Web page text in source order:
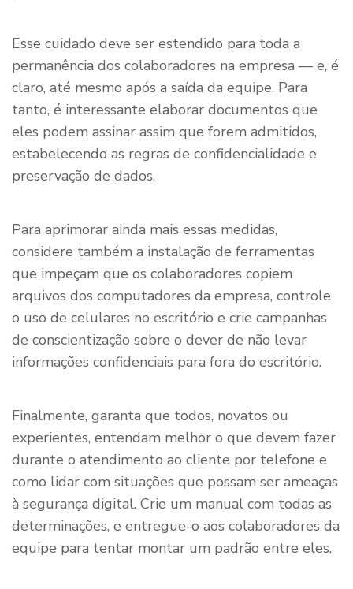
Esse cuidado deve ser estendido para toda a
permanência dos colaboradores na empresa — e, é
claro, até mesmo após a saída da equipe. Para
tanto, é interessante elaborar documentos que
eles podem assinar assim que forem admitidos,
estabelecendo as regras de confidencialidade e
preservação de dados.
Para aprimorar ainda mais essas medidas,
considere também a instalação de ferramentas
que impeçam que os colaboradores copiem
arquivos dos computadores da empresa, controle
o uso de celulares no escritório e crie campanhas
de conscientização sobre o dever de não levar
informações confidenciais para fora do escritório.
Finalmente, garanta que todos, novatos ou
experientes, entendam melhor o que devem fazer
durante o atendimento ao cliente por telefone e
como lidar com situações que possam ser ameaças
à segurança digital. Crie um manual com todas as
determinações, e entregue-o aos colaboradores da
equipe para tentar montar um padrão entre eles.